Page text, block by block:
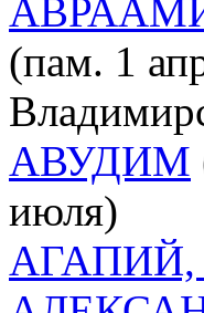
(пам. 1
АВУДИМ
июля)